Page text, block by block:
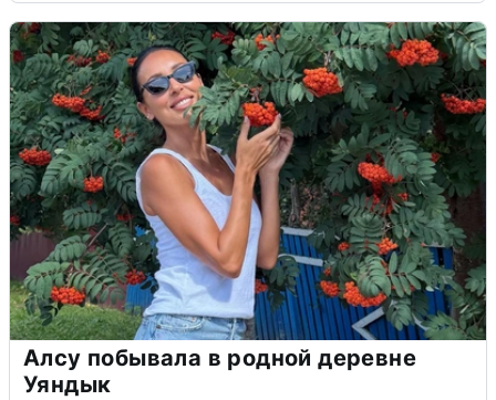
Алсу побывала в родной деревне
Уяндык